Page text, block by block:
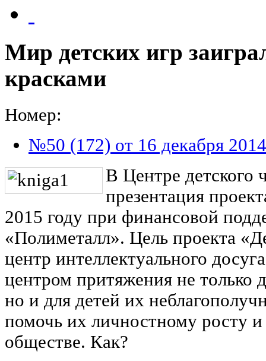
Мир детских игр
красками
Номер:
№50 (172) от 16 декабря 2014
В Центре детского
презентация
2015 году при финансовой
«Полиметалл». Цель проекта
центр интеллектуального
центром притяжения не
но и для детей их
помочь их личностному росту
обществе. Как?